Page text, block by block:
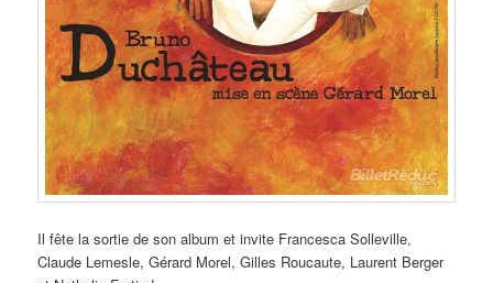
Il fête la sortie de son album et invite Francesca Solleville,
Claude Lemesle, Gérard Morel, Gilles Roucaute, Laurent Berger